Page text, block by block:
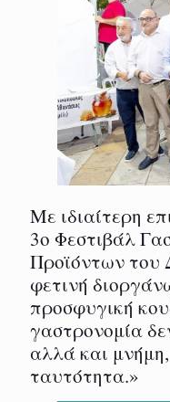
Με ιδιαίτερη
3ο Φεστιβάλ
Προϊόντων
φετινή
προσφυγική
γαστρονομία
αλλά και
ταυτότητα.»